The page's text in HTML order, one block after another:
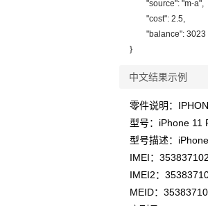
中文结果示例
零件说明：
型号：iPhone 11
型号描述：
IMEI：
IMEI2：
MEID：